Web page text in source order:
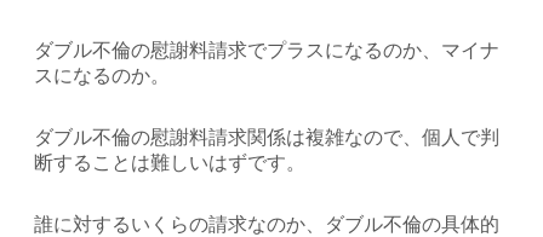
ダブル不倫の慰謝料請求でプラスになるのか、マイナ
スになるのか。
ダブル不倫の慰謝料請求関係は複雑なので、個人で判
断することは難しいはずです。
誰に対するいくらの請求なのか、ダブル不倫の具体的